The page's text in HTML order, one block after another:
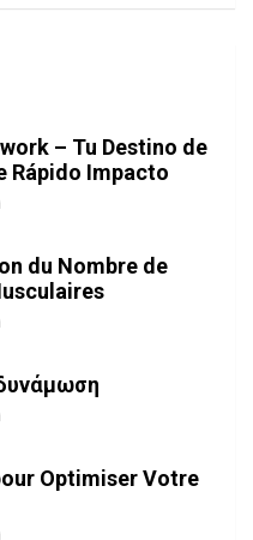
– Tu Destino de
Rápido Impacto
du Nombre de
Optimiser Votre